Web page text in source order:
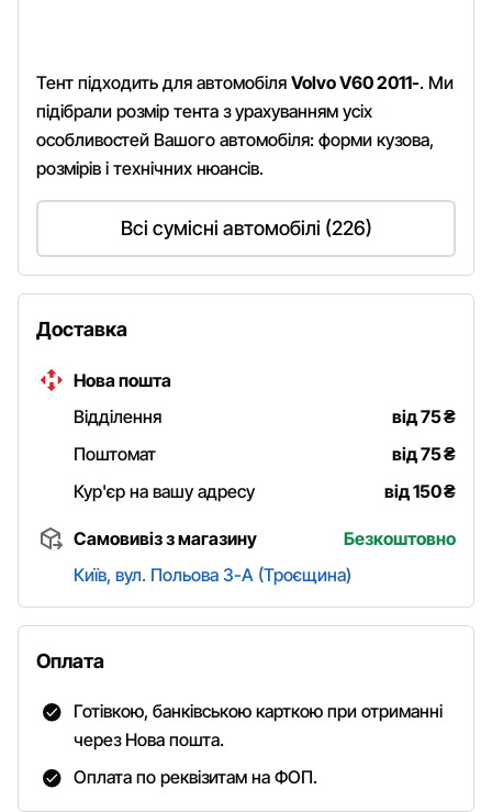
Тент підходить для автомобіля Volvo V60 2011-. Ми
підібрали розмір тента з урахуванням усіх
особливостей Вашого автомобіля: форми кузова,
розмірів і технічних нюансів.
Всі сумісні автомобілі (226)
Доставка
Нова пошта
Відділення
від 75₴
Поштомат
від 75₴
Кур'єр на вашу адресу
від 150₴
Самовивіз з магазину
Безкоштовно
Київ, вул. Польова 3-А (Троєщина)
Оплата
Готівкою, банківською карткою при отриманні
через Нова пошта.
Оплата по реквізитам на ФОП.